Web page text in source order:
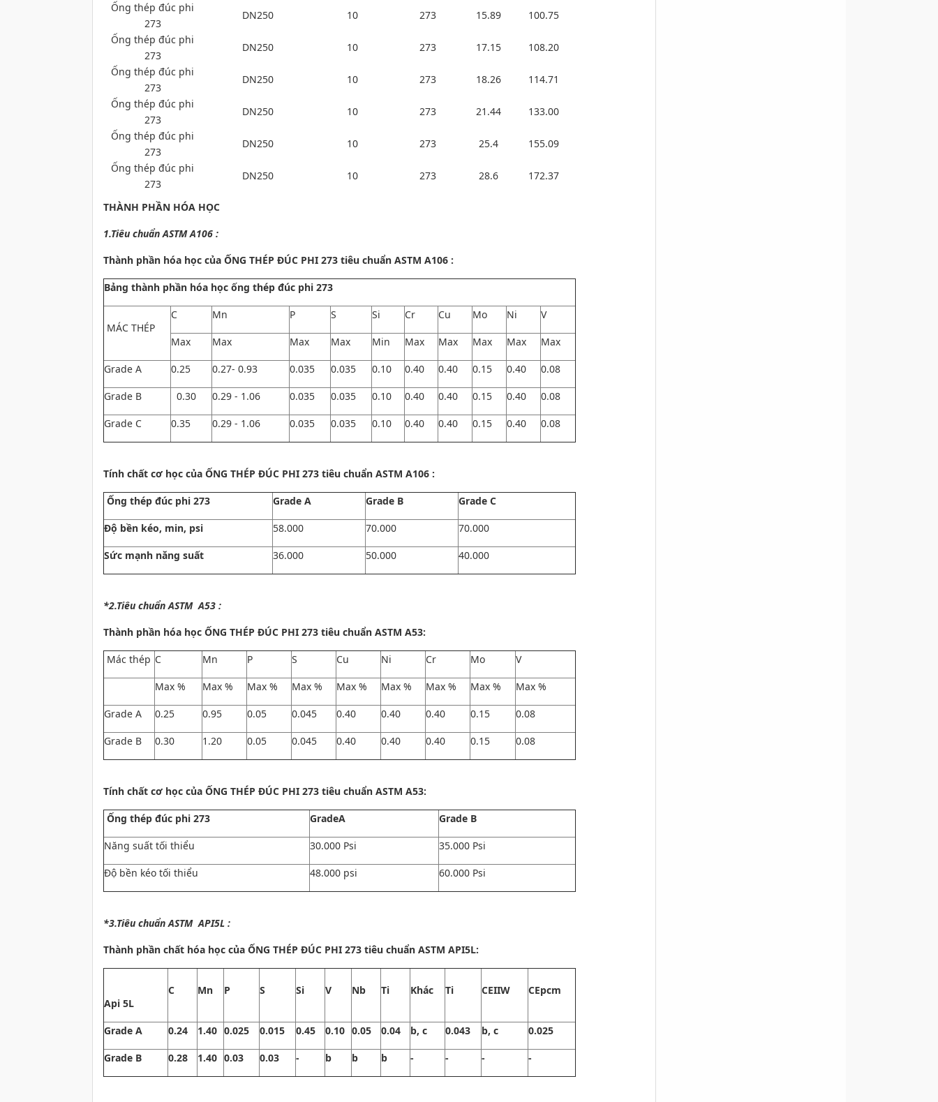
Ống thép đúc phi
273
DN250 10 273 15.89
100.75
Ống thép đúc phi
273
DN250 10 273 17.15
108.20
Ống thép đúc phi
273
DN250 10 273 18.26
114.71
Ống thép đúc phi
273
DN250 10 273 21.44
133.00
Ống thép đúc phi
273
DN250 10 273 25.4
155.09
Ống thép đúc phi
273
DN250 10 273 28.6 172.37
THÀNH PHẦN HÓA HỌC
1.Tiêu chuẩn ASTM A106 :
Thành phần hóa học của ỐNG THÉP ĐÚC PHI 273 tiêu chuẩn ASTM A106 :
Bảng thành phần hóa học ống thép đúc phi 273
MÁC THÉP
C Mn P S Si Cr Cu Mo Ni V
Max Max Max Max Min Max Max Max Max Max
Grade A 0.25 0.27- 0.93 0.035 0.035 0.10 0.40 0.40 0.15 0.40 0.08
Grade B 0.30 0.29 - 1.06 0.035 0.035 0.10 0.40 0.40 0.15 0.40 0.08
Grade C 0.35 0.29 - 1.06 0.035 0.035 0.10 0.40 0.40 0.15 0.40 0.08
Tính chất cơ học của ỐNG THÉP ĐÚC PHI 273 tiêu chuẩn ASTM A106 :
Ống thép đúc phi 273 Grade A Grade B Grade C
Độ bền kéo, min, psi 58.000 70.000 70.000
Sức mạnh năng suất 36.000 50.000 40.000
*2.Tiêu chuẩn ASTM A53 :
Thành phần hóa học ỐNG THÉP ĐÚC PHI 273 tiêu chuẩn ASTM A53:
Mác thép C Mn P S Cu Ni Cr Mo V
Max % Max % Max % Max % Max % Max % Max % Max % Max %
Grade A 0.25 0.95 0.05 0.045 0.40 0.40 0.40 0.15 0.08
Grade B 0.30 1.20 0.05 0.045 0.40 0.40 0.40 0.15 0.08
Tính chất cơ học của ỐNG THÉP ĐÚC PHI 273 tiêu chuẩn ASTM A53:
Ống thép đúc phi 273 GradeA Grade B
Năng suất tối thiểu 30.000 Psi 35.000 Psi
Độ bền kéo tối thiểu 48.000 psi 60.000 Psi
*3.Tiêu chuẩn ASTM API5L :
Thành phần chất hóa học của ỐNG THÉP ĐÚC PHI 273 tiêu chuẩn ASTM API5L:
Api 5L
C Mn P S Si V Nb Ti Khác Ti CEIIW CEpcm
Grade A 0.24 1.40 0.025 0.015 0.45 0.10 0.05 0.04 b, c 0.043 b, c 0.025
Grade B 0.28 1.40 0.03 0.03 - b b b - - - -